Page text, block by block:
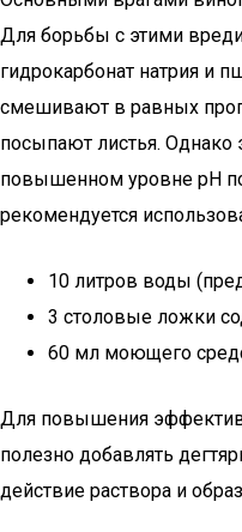
Для борьбы с этими
гидрокарбонат натрия и
смешивают в равных
посыпают листья. Однако
повышенном уровне pH
рекомендуется
10 литров воды
3 столовые ложки
60 мл моющего
Для повышения
полезно добавлять
действие раствора и